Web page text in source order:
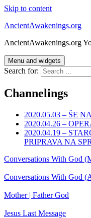
Skip to content
AncientAwakenings.org
AncientAwakenings.org
Menu and widgets
Search for:
Channelings
2020.05.03 – ŠE
2020.04.26 –
2020.04.19 –
PRIPRAVA NA
Conversations With God
Conversations With God
Mother | Father God
Jesus Last Message